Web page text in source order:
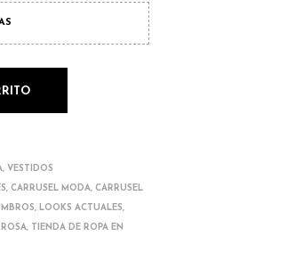
, VESTIDOS
, CARRUSEL MODA, CARRUSEL
, LOOKS ACTUALES,
ROSA, TIENDA DE ROPA EN